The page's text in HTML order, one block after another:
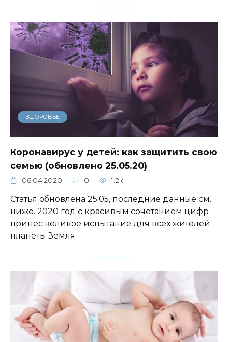
ЗДОРОВЬЕ
Коронавирус у детей: как защитить свою
семью (обновлено 25.05.20)
06.04.2020 0 1.2к.
Статья обновлена 25.05, последние данные см.
ниже. 2020 год с красивым сочетанием цифр
принес великое испытание для всех жителей
планеты Земля.